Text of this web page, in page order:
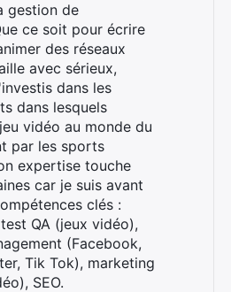
gestion de
ce soit pour écrire
des réseaux
avec sérieux,
dans les
dans lesquels
vidéo au monde du
par les sports
expertise touche
car je suis avant
clés :
QA (jeux vidéo),
(Facebook,
Tik Tok), marketing
SEO.